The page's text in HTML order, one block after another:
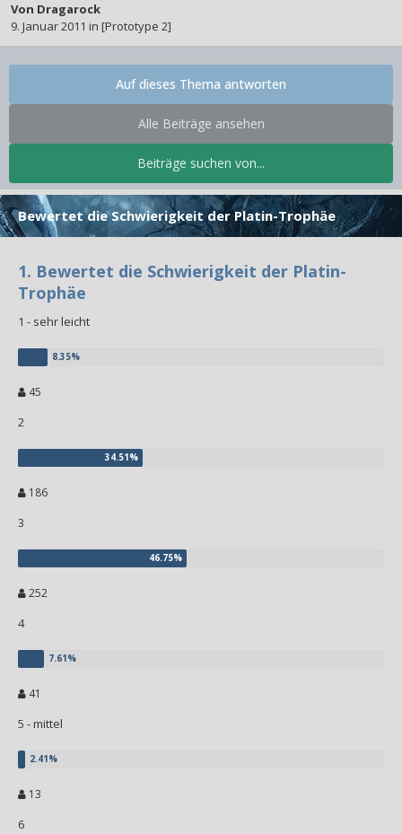
Von Dragarock
9. Januar 2011 in [Prototype 2]
Beiträge suchen von...
Alle Beiträge ansehen
Auf dieses Thema antworten
Bewertet die Schwierigkeit der Platin-Trophäe
1. Bewertet die Schwierigkeit der Platin-
Trophäe
1 - sehr leicht
45
2
186
3
252
4
41
5 - mittel
13
6